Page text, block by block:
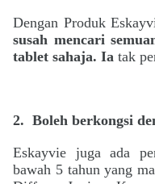
Dengan Produk
susah mencari
tablet sahaja. Ia tak
2. Boleh berkongsi
Eskayvie juga ada
bawah 5 tahun yang